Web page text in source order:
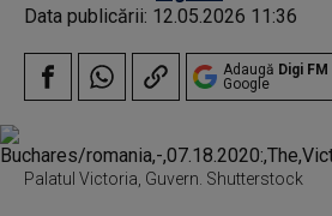
Data publicării: 12.05.2026 11:36
Adaugă Digi FM
Google
Palatul Victoria, Guvern. Shutterstock